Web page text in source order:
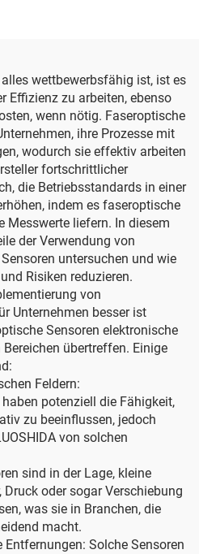
wettbewerbsfähig ist, ist es
Effizienz zu arbeiten, ebenso
wenn nötig. Faseroptische
ihre Prozesse mit
wodurch sie effektiv arbeiten
fortschrittlicher
die Betriebsstandards in einer
indem es faseroptische
Messwerte liefern. In diesem
der Verwendung von
untersuchen und wie
Risiken reduzieren.
von
Unternehmen besser ist
Sensoren elektronische
übertreffen. Einige
Feldern:
potenziell die Fähigkeit,
zu beeinflussen, jedoch
von solchen
sind in der Lage, kleine
oder sogar Verschiebung
was sie in Branchen, die
macht.
Solche Sensoren